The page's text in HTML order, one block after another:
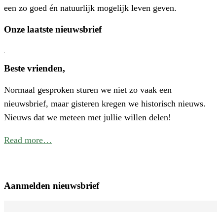
een zo goed én natuurlijk mogelijk leven geven.
Onze laatste nieuwsbrief
Beste vrienden,
Normaal gesproken sturen we niet zo vaak een
nieuwsbrief, maar gisteren kregen we historisch nieuws.
Nieuws dat we meteen met jullie willen delen!
Read more…
Aanmelden nieuwsbrief